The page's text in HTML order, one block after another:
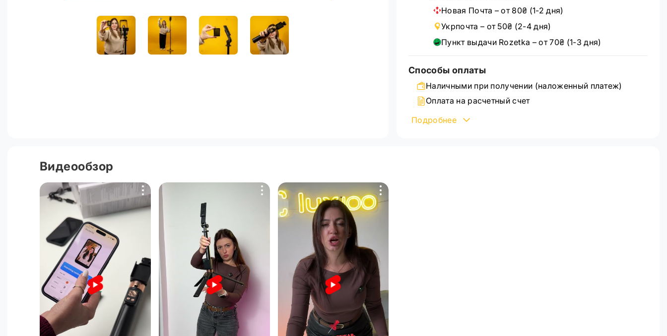
Новая Почта – от 80₴ (1-2 дня)
Укрпочта – от 50₴ (2-4 дня)
Пункт выдачи Rozetka – от 70₴ (1-3 дня)
Способы оплаты
Наличными при получении (наложенный платеж)
Оплата на расчетный счет
Банковская карта Visa/MasterCard через WayForPay
Подробнее
Видеообзор